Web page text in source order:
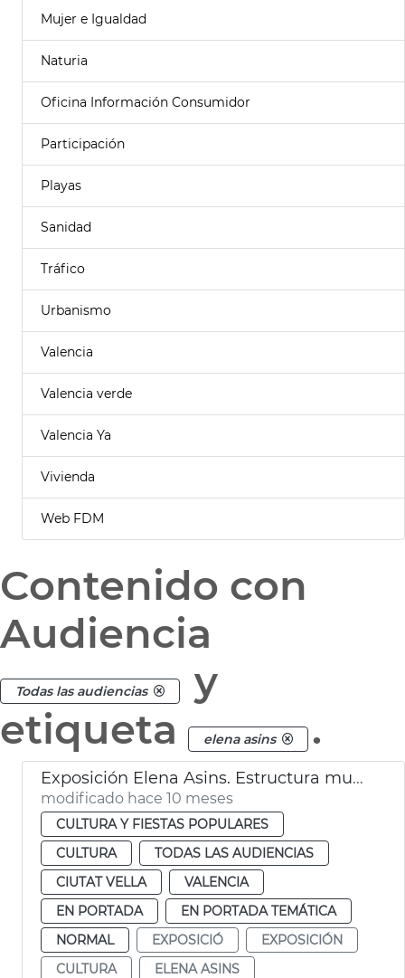
Mujer e Igualdad
Naturia
Oficina Información Consumidor
Participación
Playas
Sanidad
Tráfico
Urbanismo
Valencia
Valencia verde
Valencia Ya
Vivienda
Web FDM
Contenido con
Audiencia
Todas las audiencias
y
etiqueta
elena asins .
Exposición Elena Asins. Estructura musical. Museu de la Ciutat de València
modificado hace 10 meses
CULTURA Y FIESTAS POPULARES
CULTURA
TODAS LAS AUDIENCIAS
CIUTAT VELLA
VALENCIA
EN PORTADA
EN PORTADA TEMÁTICA
NORMAL
EXPOSICIÓ
EXPOSICIÓN
CULTURA
ELENA ASINS